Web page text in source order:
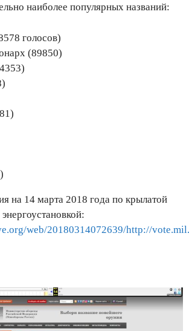
наиболее популярных названий:
голосов)
(89850)
на 14 марта 2018 года по крылатой
web/20180314072639/http://